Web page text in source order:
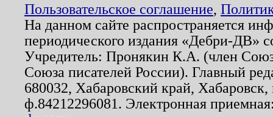
Пользовательское соглашение,
На данном сайте распространяется
периодического издания «Дебри-ДВ»
Учредитель: Пронякин К.А. (член
Союза писателей России). Главный
680032, Хабаровский край,
ф.84212296081. Электронная